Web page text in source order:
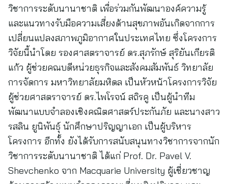
วิชาการระดับนานาชาติ เพื่อร่วมกันพัฒนาองค์ความรู้
และแนวทางรับมือความเสี่ยงด้านสุขภาพอันเกิดจากการ
เปลี่ยนแปลงสภาพภูมิอากาศในประเทศไทย ซึ่งโครงการ
วิจัยนี้นำโดย รองศาสตราจารย์ ดร.สุภรักษ์ สุริยันเกียรติ
แก้ว ผู้ช่วยคณบดีหน่วยธุรกิจและสังคมสัมพันธ์ วิทยาลัย
การจัดการ มหาวิทยาลัยมหิดล เป็นหัวหน้าโครงการวิจัย
ผู้ช่วยศาสตราจารย์ ดร.ไพโรจน์ สถิรคู เป็นผู้นำทีม
พัฒนาแบบจำลองเชิงคณิตศาสตร์ประกันภัย และนางสาว
รสลิน ยูนิพันธุ์ นักศึกษาปริญญาเอก เป็นผู้บริหาร
โครงการ อีกทั้ง ยังได้รับการสนับสนุนทางวิชาการจากนัก
วิชาการระดับนานาชาติ ได้แก่ Prof. Dr. Pavel V.
Shevchenko จาก Macquarie University ผู้เชี่ยวชาญ